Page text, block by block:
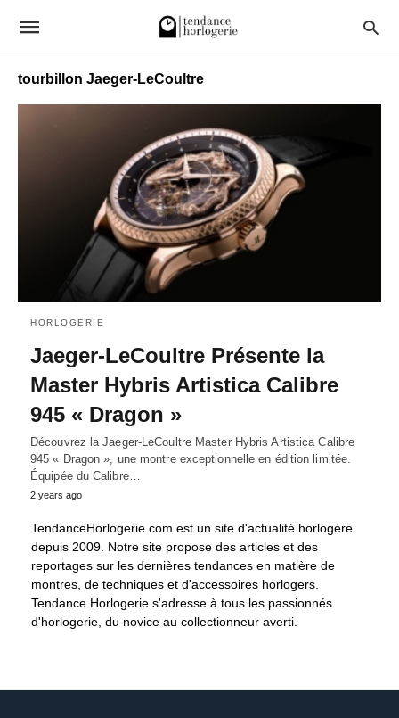
tourbillon Jaeger-LeCoultre
HORLOGERIE
Jaeger-LeCoultre Présente la
Master Hybris Artistica Calibre
945 « Dragon »
Découvrez la Jaeger-LeCoultre Master Hybris Artistica Calibre
945 « Dragon », une montre exceptionnelle en édition limitée.
Équipée du Calibre…
2 years ago
TendanceHorlogerie.com est un site d'actualité horlogère
depuis 2009. Notre site propose des articles et des
reportages sur les dernières tendances en matière de
montres, de techniques et d'accessoires horlogers.
Tendance Horlogerie s'adresse à tous les passionnés
d'horlogerie, du novice au collectionneur averti.